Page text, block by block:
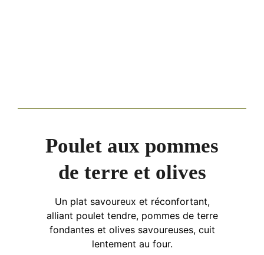
Poulet aux pommes
de terre et olives
Un plat savoureux et réconfortant,
alliant poulet tendre, pommes de terre
fondantes et olives savoureuses, cuit
lentement au four.